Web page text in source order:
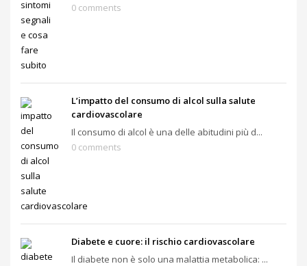
0 comments
L’impatto del consumo di alcol sulla salute
cardiovascolare
Il consumo di alcol è una delle abitudini più d...
0 comments
Diabete e cuore: il rischio cardiovascolare
Il diabete non è solo una malattia metabolica: ...